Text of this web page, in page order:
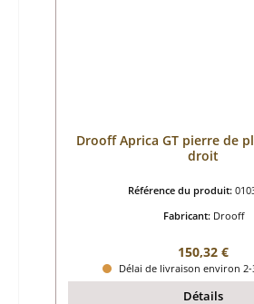
Drooff Aprica GT pierre de
droit
Référence du produit:
Fabricant: Drooff
Prix régulier :
150,32 €
Délai de livraison environ 2-
Détails